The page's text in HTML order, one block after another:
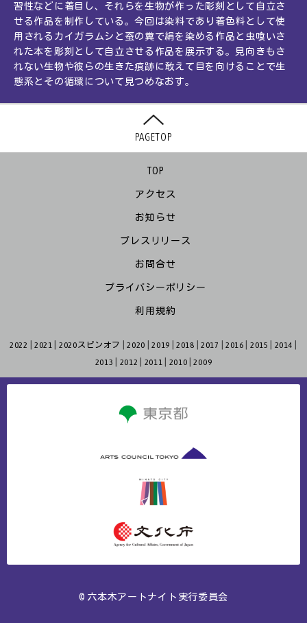
習性などに着目し、それらを生物が作った彫刻として自立さ
せる作品を制作している。今回は染料であり着色料として使
用されるカイガラムシと蚕の糞で絹を染める作品と虫喰いさ
れた本を彫刻として自立させる作品を展示する。見向きもさ
れない生物や彼らの生きた痕跡に敢えて目を向けることで生
態系とその循環について見つめなおす。
PAGETOP
TOP
アクセス
お知らせ
プレスリリース
お問合せ
プライバシーポリシー
利用規約
2022 2021 2020スピンオフ 2020 2019 2018 2017 2016 2015
2014
2013
2012 2011 2010 2009
© 六本木アートナイト実行委員会